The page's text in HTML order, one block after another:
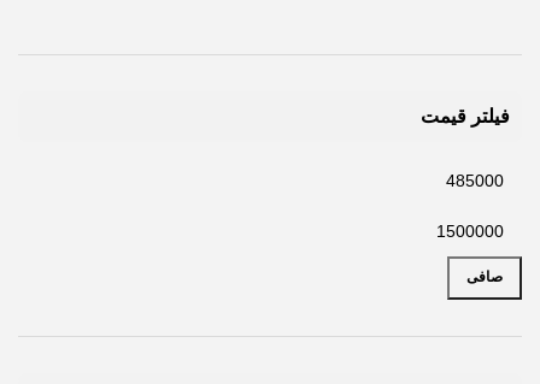
فیلتر قیمت
صافی